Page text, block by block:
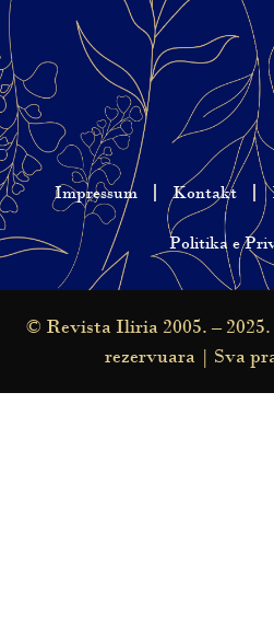
Impressum Kontakt
Politika e
© Revista Iliria 2005. –
rezervuara | Sva